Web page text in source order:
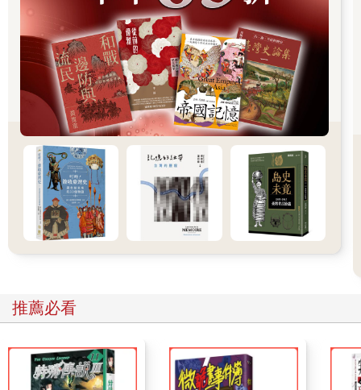
對於住在偏鄉地帶的人來說，到北韓邊界可能相對容易。偏
遠地區看守人力較為零星。中韓邊界有很大部分沿圖們江和鴨綠
江相互毗鄰，冬季會結凍。在更接近城市的地方，邊界兩邊都有
人巡守。在北韓這邊，如果被發現越界，會馬上被送到囚營。在
中國這邊，則會被立刻送回北韓坐牢。北韓的邊界守衛如果認為
哪個人越河太遠，就會朝對方開槍，導致想在此洗衣沐浴的居民
飽受驚嚇。
如果想安全離開中國，難民就必須找個地方藏身，恢復力
氣，之後找個值得信賴的人護送，帶他們到旅程的下個階段——
只是一樣危險。志工團體就在這時登場。這些團體通常是由基督
教組織贊助，會在中國境內的北韓邊界安排庇護所網絡。
這些網絡中，有些是由一位人道工作者主導——這人是福音
派牧師提摩西．彼得斯（Reverend Timothy Peters）。艾德瑞安
起初是在二○○五年遇見彼得斯，那時自由北韓的團隊剛從中國實
地勘查回來。他們相見時，彼得斯已在首爾經營「韓國援手」
牽涉到兩種不同角色：大聲抨擊北韓侵害人權，並親自安排類似
地下鐵路的網絡，每年協助數十位脫北者。而以第二種角色來
說，彼得斯認為祕密與絕不公開是關鍵要素。要助人逃脫，就必
須沒有什麼人討論他們在做什麼，這樣成功機會才最大。
彼得斯並非在中國結識艾德瑞安，他在二○○四年底一趟前往
推薦必看